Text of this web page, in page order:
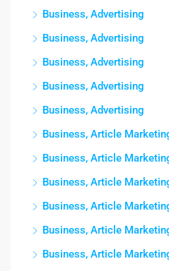
Business, Advertising
Business, Advertising
Business, Advertising
Business, Advertising
Business, Advertising
Business, Article
Business, Article
Business, Article
Business, Article
Business, Article
Business, Article